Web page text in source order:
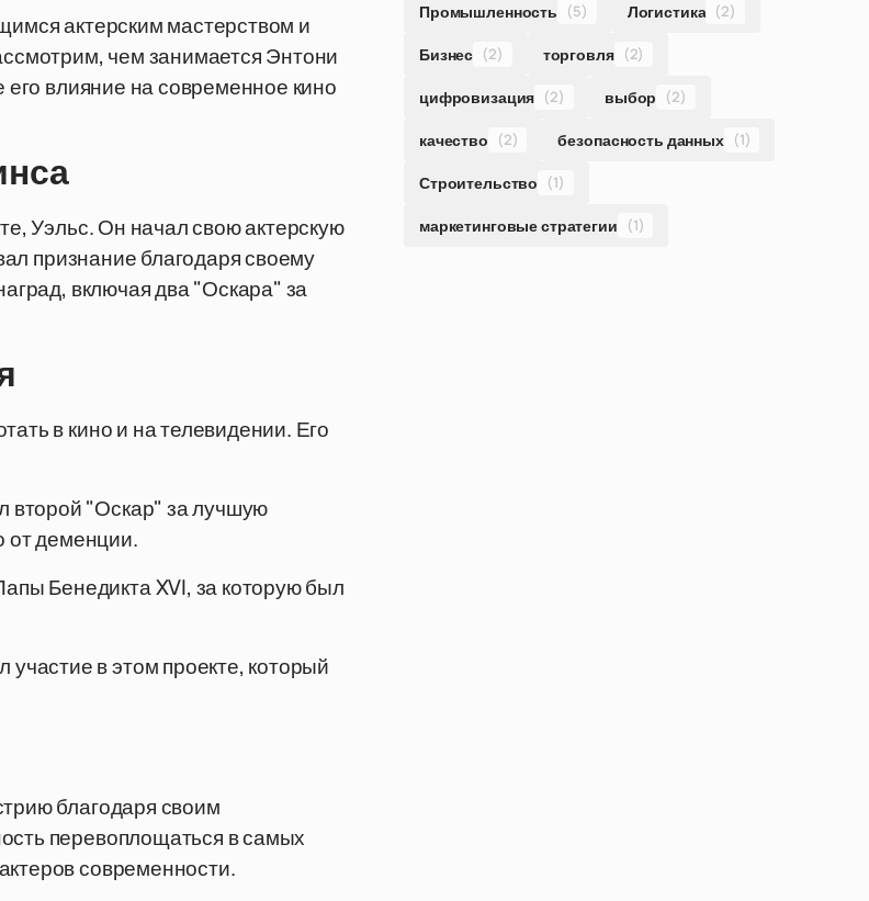
актерским мастерством и
чем занимается Энтони
влияние на современное кино
Уэльс. Он начал свою актерскую
признание благодаря своему
включая два "Оскара" за
в кино и на телевидении. Его
второй "Оскар" за лучшую
от деменции.
Бенедикта XVI, за которую был
участие в этом проекте, который
благодаря своим
перевоплощаться в самых
современности.
Промышленность (5) Логистика (2)
Бизнес (2) торговля (2)
цифровизация (2) выбор (2)
качество (2) безопасность данных (1)
Строительство (1)
маркетинговые стратегии (1)